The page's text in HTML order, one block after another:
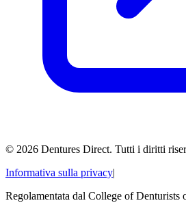
© 2026 Dentures Direct. Tutti i diritti
Informativa sulla privacy|
Regolamentata dal College of Denturists